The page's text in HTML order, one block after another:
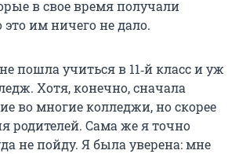
в свое время получали
это им ничего не дало.
пошла учиться в 11‑й класс и уж
Хотя, конечно, сначала
во многие колледжи, но скорее
родителей. Сама же я точно
не пойду. Я была уверена: мне